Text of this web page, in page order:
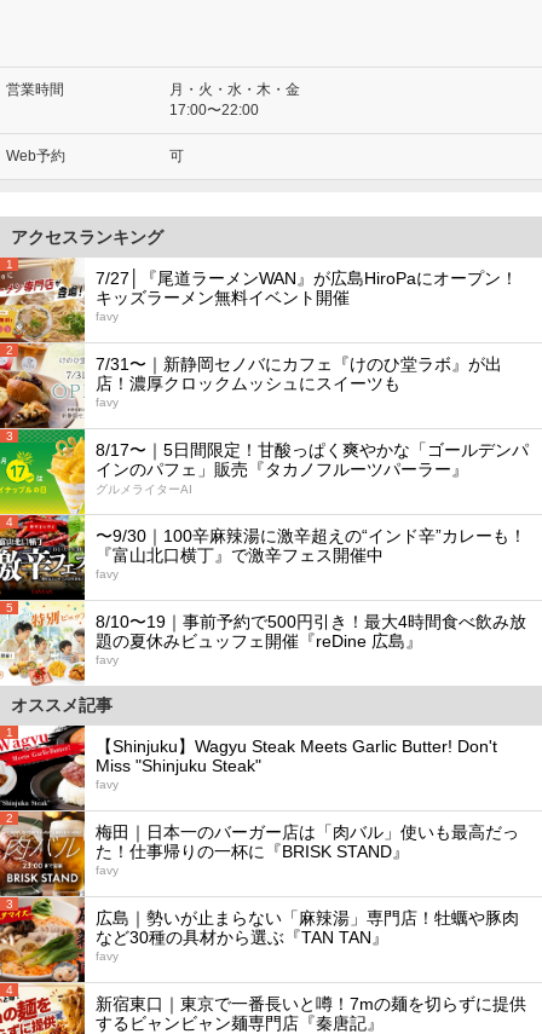
営業時間
月・火・水・木・金
17:00〜22:00
Web予約 可
アクセスランキング
1
7/27│『尾道ラーメンWAN』が広島HiroPaにオープン！
キッズラーメン無料イベント開催
favy
2
7/31〜｜新静岡セノバにカフェ『けのひ堂ラボ』が出
店！濃厚クロックムッシュにスイーツも
favy
3
8/17〜｜5日間限定！甘酸っぱく爽やかな「ゴールデンパ
インのパフェ」販売『タカノフルーツパーラー』
グルメライターAI
4
〜9/30｜100辛麻辣湯に激辛超えの“インド辛”カレーも！
『富山北口横丁』で激辛フェス開催中
favy
5
8/10〜19｜事前予約で500円引き！最大4時間食べ飲み放
題の夏休みビュッフェ開催『reDine 広島』
favy
オススメ記事
1
【Shinjuku】Wagyu Steak Meets Garlic Butter! Don't
Miss "Shinjuku Steak"
favy
2
梅田｜日本一のバーガー店は「肉バル」使いも最高だっ
た！仕事帰りの一杯に『BRISK STAND』
favy
3
広島｜勢いが止まらない「麻辣湯」専門店！牡蠣や豚肉
など30種の具材から選ぶ『TAN TAN』
favy
4
新宿東口｜東京で一番長いと噂！7mの麺を切らずに提供
するビャンビャン麺専門店『秦唐記』